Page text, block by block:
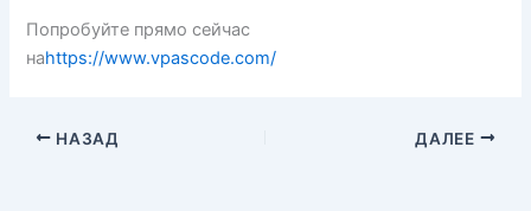
Попробуйте прямо сейчас
наhttps://www.vpascode.com/
НАЗАД ДАЛЕЕ